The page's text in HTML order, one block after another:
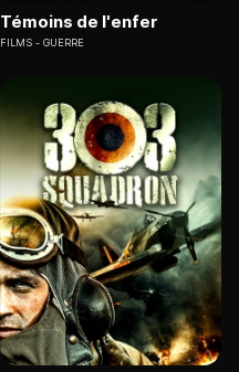
Témoins de l'enfer
FILMS GUERRE